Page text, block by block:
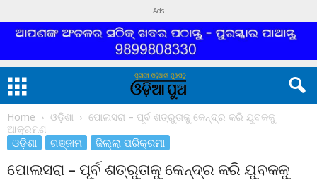
Ads
Home ଓଡ଼ିଶା
ପୋଲସରା – ପୂର୍ବ ଶତ୍ରୁତାକୁ କେନ୍ଦ୍ର କରି ଯୁବକକୁ
ଆକ୍ରମଣ
ଓଡ଼ିଶା ଗଞ୍ଜାମ ଜିଲ୍ଲା ପରିକ୍ରମା
ପୋଲସରା – ପୂର୍ବ ଶତ୍ରୁତାକୁ କେନ୍ଦ୍ର କରି ଯୁବକକୁ